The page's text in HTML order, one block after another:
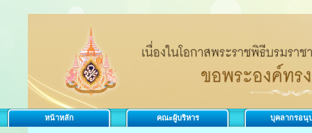
หน้าหลัก คณะผู้บริหาร บุคลากรอนุ